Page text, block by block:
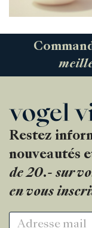
Restez
nouveautés
de 20.- sur
en vous